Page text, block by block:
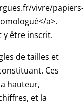
vivre/
a>.
être inscrit.
de tailles et
Ces
hauteur,
et la